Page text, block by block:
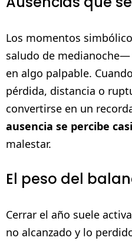
Los momentos
saludo de
en algo palpable.
pérdida, distancia o
convertirse en un
ausencia se percibe
malestar.
El peso del
Cerrar el año suele
no alcanzado y lo